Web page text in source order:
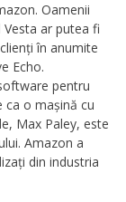
Oamenii
ar putea fi
în anumite
Echo.
pentru
ca o mașină cu
Max Paley, este
Amazon a
din industria